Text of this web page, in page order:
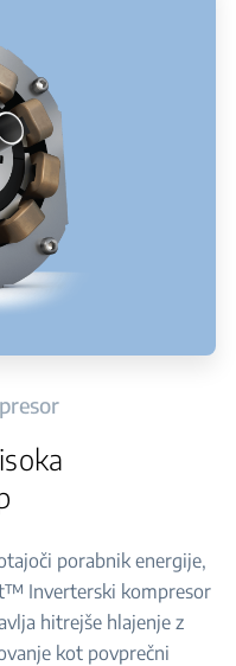
porabnik energije,
Inverterski kompresor
hitrejše hlajenje z
kot povprečni